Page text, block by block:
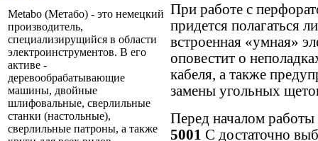
Metabo (Метабо) - это немецкий
производитель,
специализирущийся в области
электроинструментов. В его
активе -
деревообрабатывающие
машины, двойные
шлифовальные, сверлильные
станки (настольные),
сверлильные патроны, а также
При работе с
придется полагаться
встроенная «умная»
оповестит о
кабеля, а также
замены угольных
Перед началом
5001 C достаточно